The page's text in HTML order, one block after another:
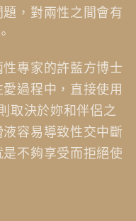
，對兩性之間會有
專家的許藍方博士
過程中，直接使用
取決於妳和伴侶之
容易導致性交中斷
不夠享受而拒絕使